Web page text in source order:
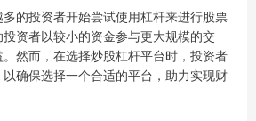
的投资者开始尝试使用杠杆来进行股票
资者以较小的资金参与更大规模的交
然而，在选择炒股杠杆平台时，投资者
确保选择一个合适的平台，助力实现财